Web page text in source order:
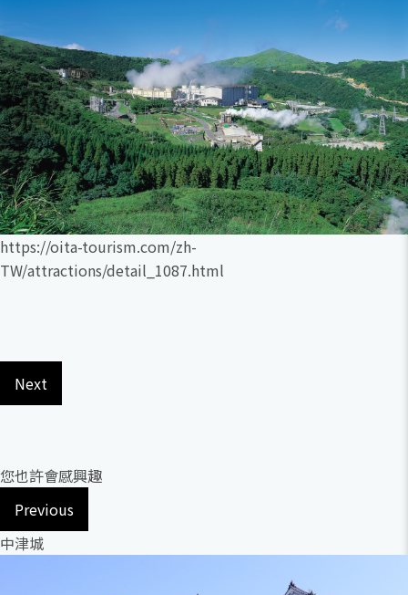
https://oita-tourism.com/zh-
TW/attractions/detail_1087.html
Next
您也許會感興趣
Previous
中津城